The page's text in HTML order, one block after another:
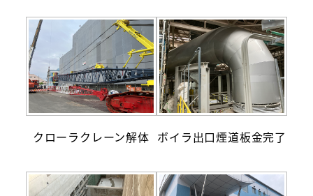
クローラクレーン解体 ボイラ出口煙道板金完了